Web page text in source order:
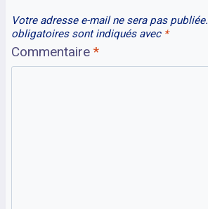
Votre adresse e-mail ne sera pas publiée.
obligatoires sont indiqués avec *
Commentaire *